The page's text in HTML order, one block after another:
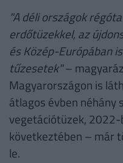
"A déli országok
erdőtüzekkel, az
és Közép-Európában
tűzesetek"–
Magyarországon is
átlagos évben
vegetációtüzek,
következtében – már
le.